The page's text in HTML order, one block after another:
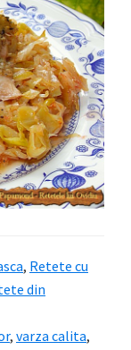
, Retete cu
din
, varza calita,